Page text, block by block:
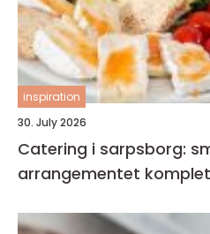
inspiration
30. July 2026
Catering i sarpsborg:
arrangementet